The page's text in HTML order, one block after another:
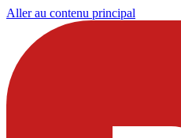
Aller au contenu principal